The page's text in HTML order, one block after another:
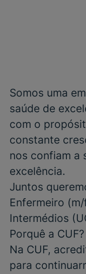
Somos uma
saúde de
com o
constante
nos confiam a
excelência.
Juntos
Enfermeiro
Intermédios
Porquê a CUF?
Na CUF,
para